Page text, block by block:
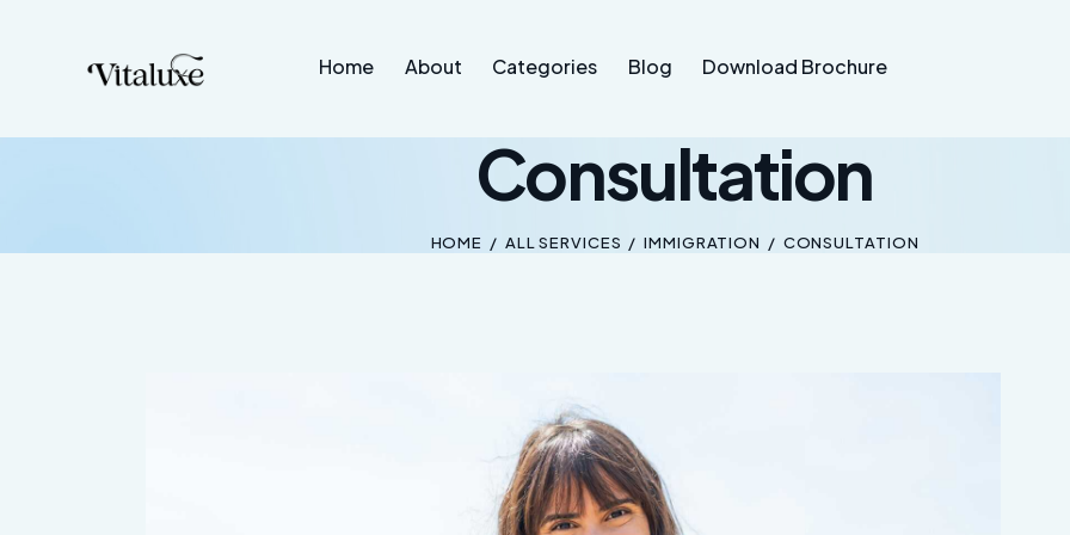
Home About Categories Blog Download Brochure
Consultation
HOME ALL SERVICES IMMIGRATION CONSULTATION